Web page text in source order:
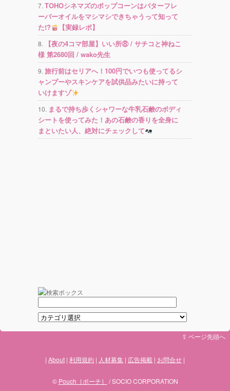
TOHOシネマズのポップコーンはバターフレ
ーバーオイルをマシマシできちゃうって知って
た!?
【実録レポ】
【夜の4コマ部屋】いい所⑧ / サチコと神ねこ
様 第2680回 / wako先生
旅行前はセリアへ！100円でいつも使ってるシ
ャンプーやスキンケアを試供品みたいに持って
いけますゾ
まるで持ち歩くシャワーな牛乳石鹸のボディ
シートを使ってみた！あの石鹸の香りを全身に
まといたい人、絶対にチェックして
⇪ ページ先頭へ
About 利用規約 人材募集 広告掲載 お問合せ
© Pouch［ポーチ］
/ SOCIO CORPORATION